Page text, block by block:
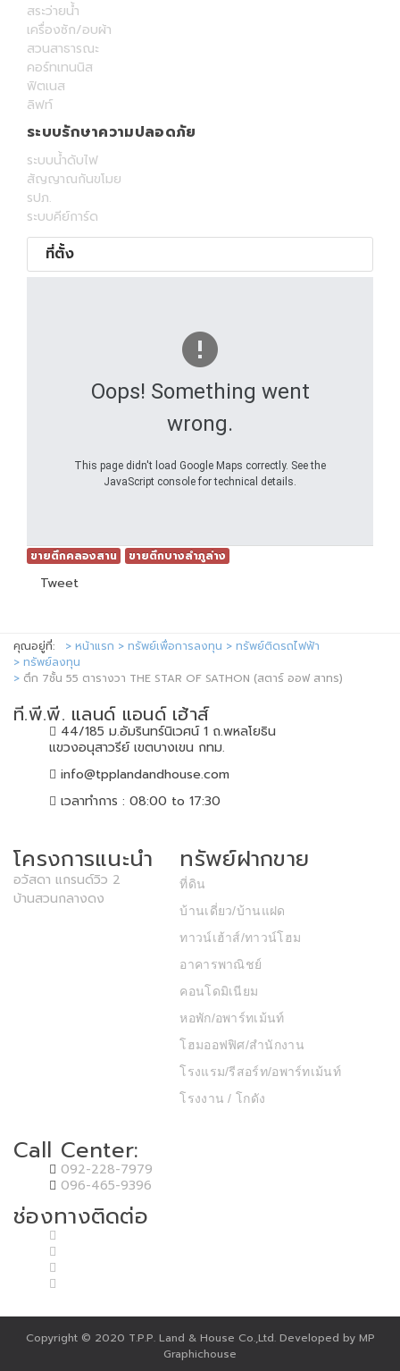
สระว่ายน้ำ
เครื่องซัก/อบผ้า
สวนสาธารณะ
คอร์ทเทนนิส
ฟิตเนส
ลิฟท์
ระบบรักษาความปลอดภัย
ระบบน้ำดับไฟ
สัญญาณกันขโมย
รปภ.
ระบบคีย์การ์ด
ที่ตั้ง
Oops! Something went
wrong.
This page didn't load Google Maps correctly. See the
JavaScript console for technical details.
ขายตึกคลองสาน ขายตึกบางลำภูล่าง
Tweet
คุณอยู่ที่: หน้าแรก ทรัพย์เพื่อการลงทุน
ทรัพย์ติดรถไฟฟ้า
ทรัพย์ลงทุน
ตึก 7ชั้น 55 ตารางวา THE STAR OF SATHON (สตาร์ ออฟ สาทร)
ที.พี.พี. แลนด์ แอนด์ เฮ้าส์
44/185 ม.อัมรินทร์นิเวศน์ 1 ถ.พหลโยธิน
แขวงอนุสาวรีย์ เขตบางเขน กทม.
info@tpplandandhouse.com
เวลาทำการ : 08:00 to 17:30
โครงการแนะนำ
อวัสดา แกรนด์วิว 2
บ้านสวนกลางดง
ทรัพย์ฝากขาย
ที่ดิน
บ้านเดี่ยว/บ้านแฝด
ทาวน์เฮ้าส์/ทาวน์โฮม
อาคารพาณิชย์
คอนโดมิเนียม
หอพัก/อพาร์ทเม้นท์
โฮมออฟฟิศ/สำนักงาน
โรงแรม/รีสอร์ท/อพาร์ทเม้นท์
โรงงาน / โกดัง
Call Center:
092-228-7979
096-465-9396
ช่องทางติดต่อ
Copyright © 2020 T.P.P. Land & House Co.,Ltd. Developed by MP
Graphichouse